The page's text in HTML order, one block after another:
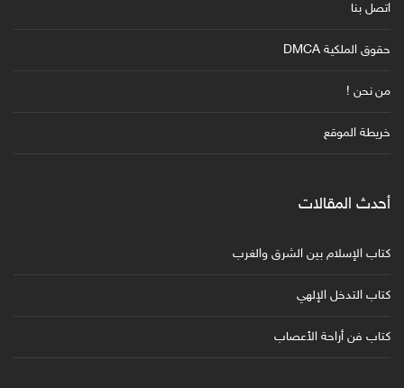
اتصل بنا
حقوق الملكية DMCA
من نحن !
خريطة الموقع
أحدث المقالات
كتاب الإسلام بين الشرق والغرب
كتاب التدخل الإلهي
كتاب فن أراحة الأعصاب